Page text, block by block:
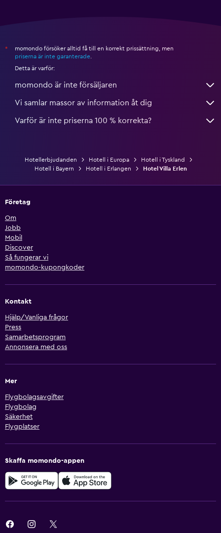
*
momondo försöker alltid få till en korrekt prissättning, men
priserna är inte garanterade
Detta är varför:
momondo är inte försäljaren
Vi samlar massor av information åt dig
Varför är inte priserna 100 % korrekta?
Hotellerbjudanden Hotell i Europa
Hotell i Tyskland
Hotell i Bayern
Hotell i Erlangen Hotel Villa Erlen
Företag
Om
Jobb
Mobil
Discover
Så fungerar vi
momondo-kupongkoder
Kontakt
Hjälp/Vanliga frågor
Press
Samarbetsprogram
Annonsera med oss
Mer
Flygbolagsavgifter
Flygbolag
Säkerhet
Flygplatser
Skaffa momondo-appen